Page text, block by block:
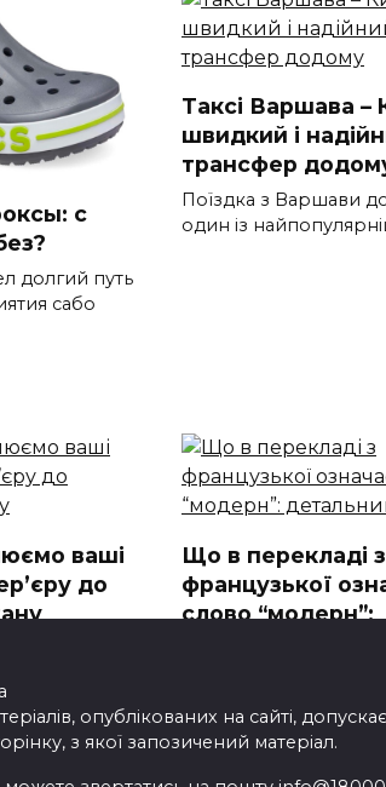
с
долгий путь
сабо
Таксі Варшава –
швидкий і
трансфер
Поїздка з Варшави
один із
ваші
до
Що в перекладі з
французької
слово “модерн”:
опублікованих на сайті,
з якої запозичений матеріал.